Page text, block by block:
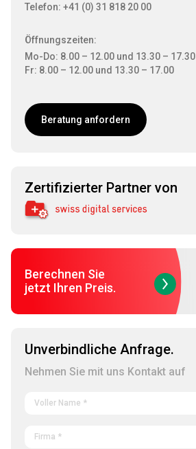
Telefon: +41 (0) 31 818 20 00
Öffnungszeiten:
Mo-Do: 8.00 – 12.00 und 13.30 – 17.30
Fr: 8.00 – 12.00 und 13.30 – 17.00
Beratung anfordern
Zertifizierter Partner von
Berechnen Sie
jetzt Ihren Preis.
Unverbindliche Anfrage.
Nehmen Sie mit uns Kontakt auf